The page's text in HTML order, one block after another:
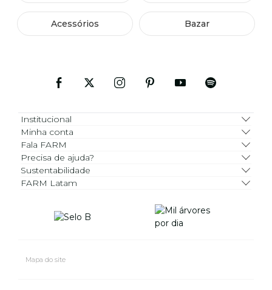
Acessórios Bazar
Institucional
Minha conta
Fala FARM
Precisa de ajuda?
Sustentabilidade
FARM Latam
Mapa do site